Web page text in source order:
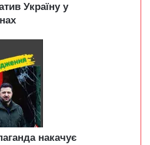
Україну у
накачує